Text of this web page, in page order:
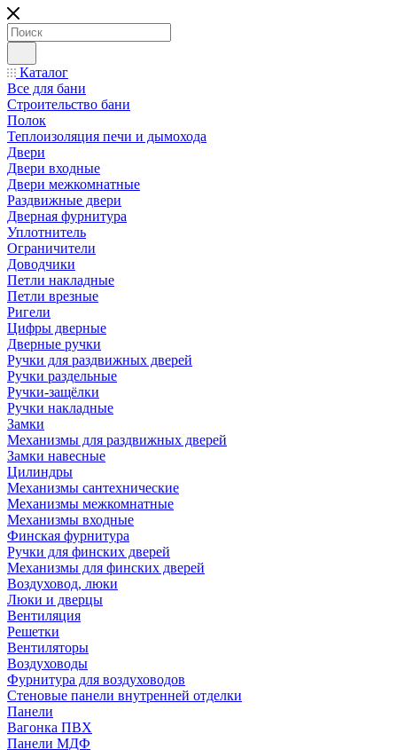
Каталог
Все для бани
Строительство бани
Полок
Теплоизоляция печи и дымохода
Двери
Двери входные
Двери межкомнатные
Раздвижные двери
Дверная фурнитура
Уплотнитель
Ограничители
Доводчики
Петли накладные
Петли врезные
Ригели
Цифры дверные
Дверные ручки
Ручки для раздвижных дверей
Ручки раздельные
Ручки-защёлки
Ручки накладные
Замки
Механизмы для раздвижных дверей
Замки навесные
Цилиндры
Механизмы сантехнические
Механизмы межкомнатные
Механизмы входные
Финская фурнитура
Ручки для финских дверей
Механизмы для финских дверей
Воздуховод, люки
Люки и дверцы
Вентиляция
Решетки
Вентиляторы
Воздуховоды
Фурнитура для воздуховодов
Стеновые панели внутренней отделки
Панели
Вагонка ПВХ
Панели МДФ